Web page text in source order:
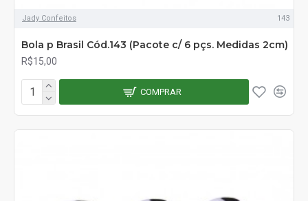
Jady Confeitos 143
Bola p Brasil Cód.143 (Pacote c/ 6 pçs. Medidas 2cm)
R$15,00
COMPRAR